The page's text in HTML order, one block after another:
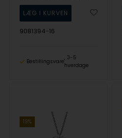
9081394-16
Bestillingsvare
3-5
hverdage
19%